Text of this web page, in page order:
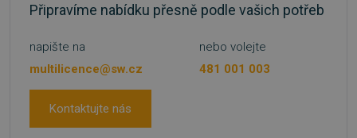
Připravíme nabídku přesně podle vašich potřeb
napište na
multilicence@sw.cz
nebo volejte
481 001 003
Kontaktujte nás